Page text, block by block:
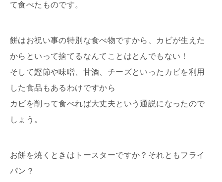
て食べたものです。
餅はお祝い事の特別な食べ物ですから、カビが生えた
からといって捨てるなんてことはとんでもない！
そして鰹節や味噌、甘酒、チーズといったカビを利用
した食品もあるわけですから
カビを削って食べれば大丈夫という通説になったので
しょう。
お餅を焼くときはトースターですか？それともフライ
パン？